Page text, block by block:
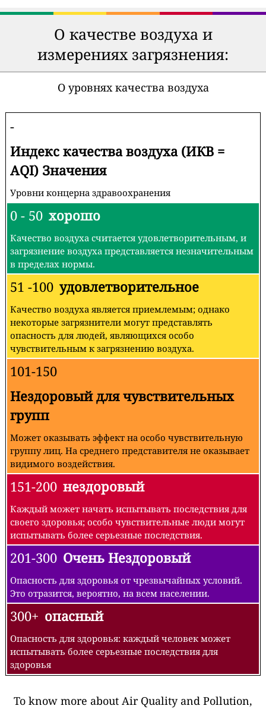
О качестве воздуха и
измерениях загрязнения:
О уровнях качества воздуха
-
Индекс качества воздуха (ИКВ =
AQI) Значения
Уровни концерна здравоохранения
0 - 50 хорошо
Качество воздуха считается удовлетворительным, и
загрязнение воздуха представляется незначительным
в пределах нормы.
51 -100 удовлетворительное
Качество воздуха является приемлемым; однако
некоторые загрязнители могут представлять
опасность для людей, являющихся особо
чувствительным к загрязнению воздуха.
101-150
Нездоровый для чувствительных
групп
Может оказывать эффект на особо чувствительную
группу лиц. На среднего представителя не оказывает
видимого воздействия.
151-200 нездоровый
Каждый может начать испытывать последствия для
своего здоровья; особо чувствительные люди могут
испытывать более серьезные последствия.
201-300 Очень Нездоровый
Опасность для здоровья от чрезвычайных условий.
Это отразится, вероятно, на всем населении.
300+ опасный
Опасность для здоровья: каждый человек может
испытывать более серьезные последствия для
здоровья
To know more about Air Quality and Pollution,